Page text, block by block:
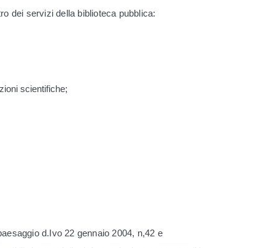
dei servizi della biblioteca pubblica:
scientifiche;
d.Ivo 22 gennaio 2004, n,42 e